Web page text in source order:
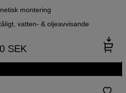
montering
vatten- & oljeavvisande
SEK